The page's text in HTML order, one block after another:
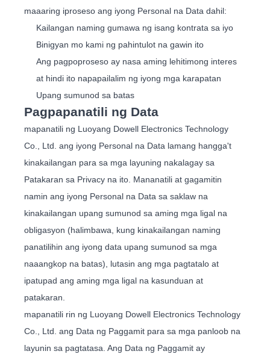
maaaring iproseso ang iyong Personal na Data dahil:
Kailangan naming gumawa ng isang kontrata sa iyo
Binigyan mo kami ng pahintulot na gawin ito
Ang pagpoproseso ay nasa aming lehitimong interes
at hindi ito napapailalim ng iyong mga karapatan
Upang sumunod sa batas
Pagpapanatili ng Data
mapanatili ng Luoyang Dowell Electronics Technology
Co., Ltd. ang iyong Personal na Data lamang hangga't
kinakailangan para sa mga layuning nakalagay sa
Patakaran sa Privacy na ito. Mananatili at gagamitin
namin ang iyong Personal na Data sa saklaw na
kinakailangan upang sumunod sa aming mga ligal na
obligasyon (halimbawa, kung kinakailangan naming
panatilihin ang iyong data upang sumunod sa mga
naaangkop na batas), lutasin ang mga pagtatalo at
ipatupad ang aming mga ligal na kasunduan at
patakaran.
mapanatili rin ng Luoyang Dowell Electronics Technology
Co., Ltd. ang Data ng Paggamit para sa mga panloob na
layunin sa pagtatasa. Ang Data ng Paggamit ay